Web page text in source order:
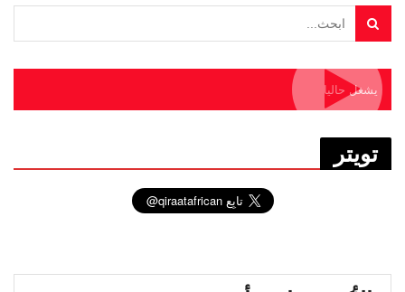
يشغل حاليا
تويتر